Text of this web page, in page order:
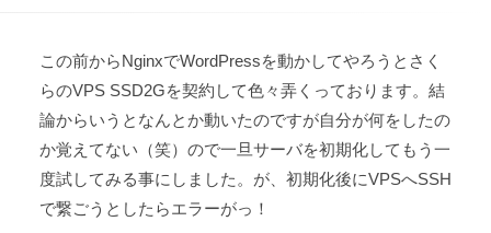
この前からNginxでWordPressを動かしてやろうとさく
らのVPS SSD2Gを契約して色々弄くっております。結
論からいうとなんとか動いたのですが自分が何をしたの
か覚えてない（笑）ので一旦サーバを初期化してもう一
度試してみる事にしました。が、初期化後にVPSへSSH
で繋ごうとしたらエラーがっ！